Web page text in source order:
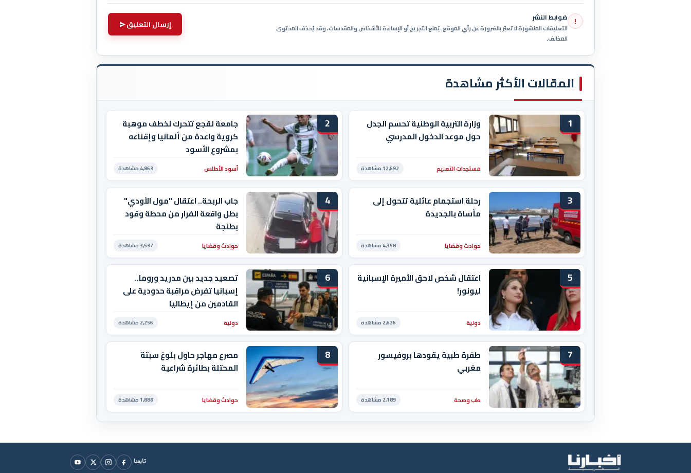
! ضوابط النشر
التعليقات المنشورة لا تعبّر بالضرورة عن رأي الموقع. يُمنع التجريح أو الإساءة للأشخاص والمقدسات، وقد يُحذف المحتوى
المخالف.
إرسال التعليق
المقالات الأكثر مشاهدة
1
وزارة التربية الوطنية تحسم الجدل
حول موعد الدخول المدرسي
مستجدات التعليم 12,692 مشاهدة
2
جامعة لقجع تتحرك لخطف موهبة
كروية واعدة من ألمانيا وإقناعه
بمشروع الأسود
أسود الأطلس 4,863 مشاهدة
3
رحلة استجمام عائلية تتحول إلى
مأساة بالجديدة
حوادث وقضايا 4,358 مشاهدة
4
جاب الربحة.. اعتقال "مول الأودي"
بطل واقعة الفرار من محطة وقود
بطنجة
حوادث وقضايا 3,537 مشاهدة
5
اعتقال شخص لاحق الأميرة الإسبانية
ليونور!
دولية 2,626 مشاهدة
6
تصعيد جديد بين مدريد وروما..
إسبانيا تفرض مراقبة حدودية على
القادمين من إيطاليا
دولية 2,256 مشاهدة
7
طفرة طبية يقودها بروفيسور
مغربي
طب وصحة 2,189 مشاهدة
8
مصرع مهاجر حاول بلوغ سبتة
المحتلة بطائرة شراعية
حوادث وقضايا 1,888 مشاهدة
تابعنا